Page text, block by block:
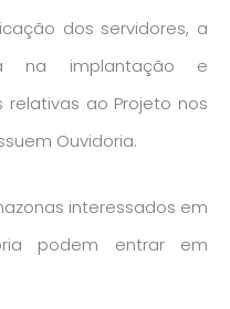
dos servidores, a
na implantação e
ao Projeto nos
Ouvidoria.
interessados em
podem entrar em